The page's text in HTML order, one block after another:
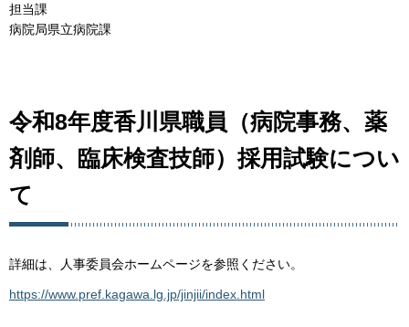
担当課
病院局県立病院課
令和8年度香川県職員（病院事務、薬
剤師、臨床検査技師）採用試験につい
て
詳細は、人事委員会ホームページを参照ください。
https://www.pref.kagawa.lg.jp/jinjii/index.html